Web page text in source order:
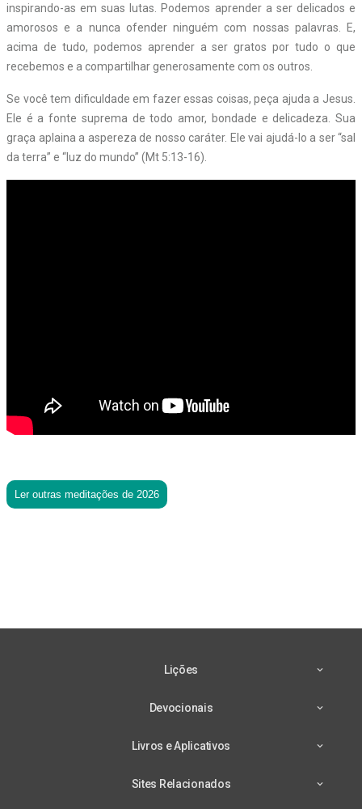
inspirando-as em suas lutas. Podemos aprender a ser delicados e
amorosos e a nunca ofender ninguém com nossas palavras. E,
acima de tudo, podemos aprender a ser gratos por tudo o que
recebemos e a compartilhar generosamente com os outros.
Se você tem dificuldade em fazer essas coisas, peça ajuda a Jesus.
Ele é a fonte suprema de todo amor, bondade e delicadeza. Sua
graça aplaina a aspereza de nosso caráter. Ele vai ajudá-lo a ser “sal
da terra” e “luz do mundo” (Mt 5:13-16).
Ler outras meditações de 2026
Lições
Devocionais
Livros e Aplicativos
Sites Relacionados